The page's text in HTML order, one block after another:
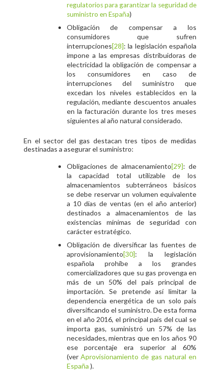
regulatorios para garantizar la seguridad de
suministro en España)
Obligación de compensar a los
consumidores que sufren
interrupciones[28]: la legislación española
impone a las empresas distribuidoras de
electricidad la obligación de compensar a
los consumidores en caso de
interrupciones del suministro que
excedan los niveles establecidos en la
regulación, mediante descuentos anuales
en la facturación durante los tres meses
siguientes al año natural considerado.
En el sector del gas destacan tres tipos de medidas
destinadas a asegurar el suministro:
Obligaciones de almacenamiento[29]: de
la capacidad total utilizable de los
almacenamientos subterráneos básicos
se debe reservar un volumen equivalente
a 10 días de ventas (en el año anterior)
destinados a almacenamientos de las
existencias mínimas de seguridad con
carácter estratégico.
Obligación de diversificar las fuentes de
aprovisionamiento[30]: la legislación
española prohíbe a los grandes
comercializadores que su gas provenga en
más de un 50% del país principal de
importación. Se pretende así limitar la
dependencia energética de un solo país
diversificando el suministro. De esta forma
en el año 2016, el principal país del cual se
importa gas, suministró un 57% de las
necesidades, mientras que en los años 90
ese porcentaje era superior al 60%
(verAprovisionamiento de gas natural en
España ).